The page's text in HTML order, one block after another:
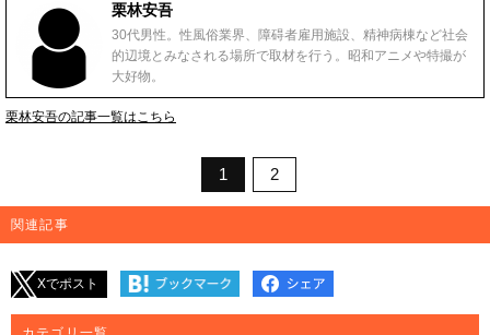
栗林安吾
30代男性。性風俗業界、障碍者雇用施設、精神病棟など社会
的辺境とみなされる場所で取材を行う。昭和アニメや特撮が
大好物。
栗林安吾の記事一覧はこちら
1 2
関連記事
Xでポスト